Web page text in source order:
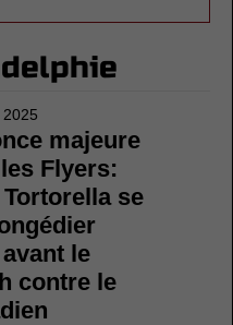
majeure
Flyers:
se
le
contre le